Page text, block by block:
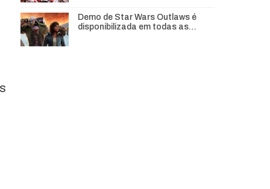
Demo de Star Wars Outlaws é
disponibilizada em todas as…